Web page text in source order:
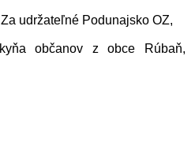
udržateľné Podunajsko OZ,
občanov z obce Rúbaň,